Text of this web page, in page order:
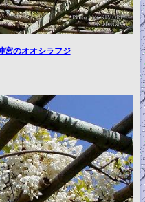
宮のオオシラフジ